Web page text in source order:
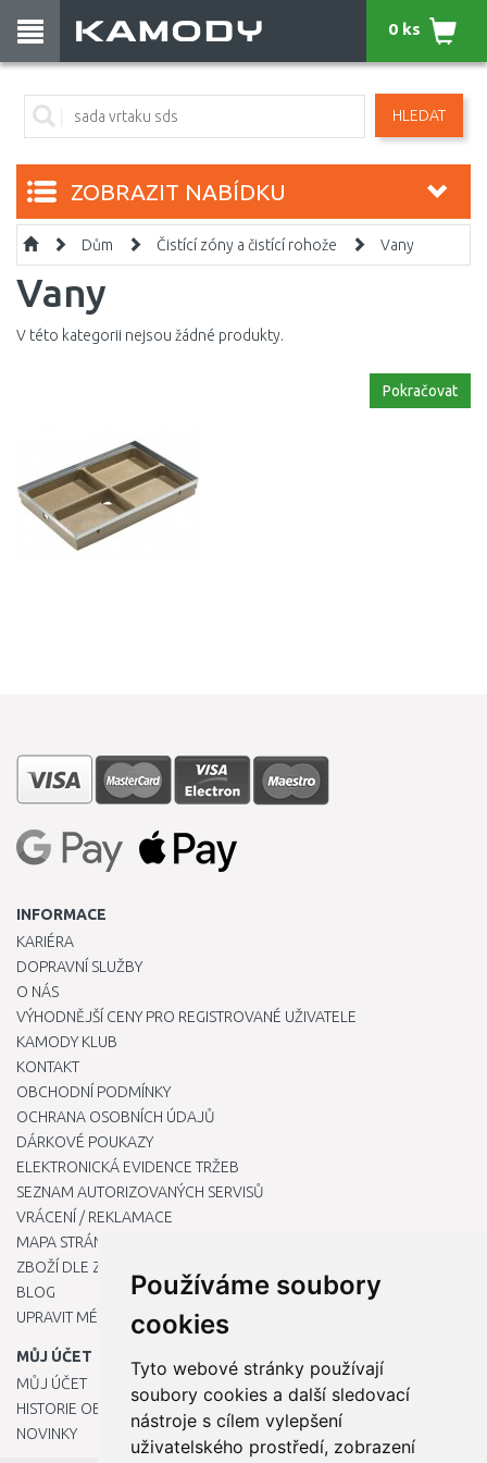
Používáme soubory
cookies
Tyto webové stránky používají
soubory cookies a další sledovací
nástroje s cílem vylepšení
uživatelského prostředí, zobrazení
HLEDAT
0 ks
ZOBRAZIT NABÍDKU
Dům Čistící zóny a čistící rohože Vany
Vany
V této kategorii nejsou žádné produkty.
Pokračovat
INFORMACE
KARIÉRA
DOPRAVNÍ SLUŽBY
O NÁS
VÝHODNĚJŠÍ CENY PRO REGISTROVANÉ UŽIVATELE
KAMODY KLUB
KONTAKT
OBCHODNÍ PODMÍNKY
OCHRANA OSOBNÍCH ÚDAJŮ
DÁRKOVÉ POUKAZY
ELEKTRONICKÁ EVIDENCE TRŽEB
SEZNAM AUTORIZOVANÝCH SERVISŮ
VRÁCENÍ / REKLAMACE
MAPA STRÁNKY
ZBOŽÍ DLE ZNAČEK
BLOG
UPRAVIT MÉ PŘEDVOLBY COOKIES
MŮJ ÚČET
MŮJ ÚČET
HISTORIE OBJEDNÁVEK
NOVINKY